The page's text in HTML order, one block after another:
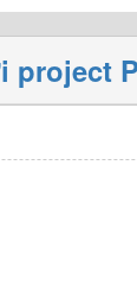
project